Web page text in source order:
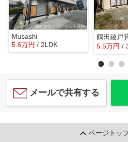
Musashi
5.6万円 / 2LDK
鶴田綾戸
5.5万円 /
メールで共有する
ページトッ